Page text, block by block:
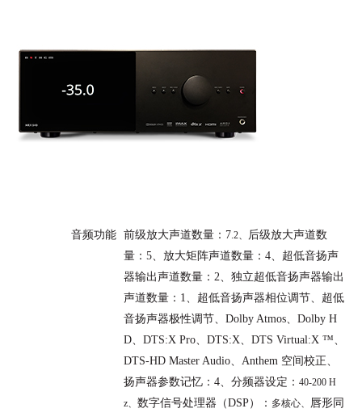
音频功能 前级放大声道数量：7.2、 后级放大声道数
量：5、 放大矩阵声道数量：4、 超低音扬声
器输出声道数量：2、 独立超低音扬声器输出
声道数量：1、 超低音扬声器相位调节、 超低
音扬声器极性调节、 Dolby Atmos、 Dolby H
D、 DTS:X Pro、 DTS:X、 DTS Virtual:X ™、
DTS-HD Master Audio、 Anthem 空间校正、
扬声器参数记忆：4、 分频器设定： 40-200 H
z、 数字信号处理器（DSP）： 多核心、 唇形同